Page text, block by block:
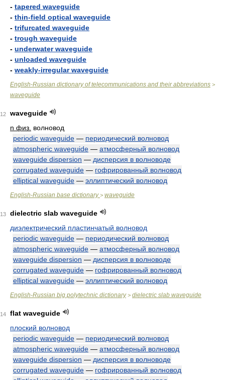
- tapered waveguide
- thin-field optical waveguide
- trifurcated waveguide
- trough waveguide
- underwater waveguide
- unloaded waveguide
- weakly-irregular waveguide
English-Russian dictionary of telecommunications and their abbreviations >
waveguide
12
waveguide
n физ. волновод
periodic waveguide — периодический волновод
atmospheric waveguide — атмосферный волновод
waveguide dispersion — дисперсия в волноводе
corrugated waveguide — гофрированный волновод
elliptical waveguide — эллиптический волновод
English-Russian base dictionary> waveguide
13
dielectric slab waveguide
диэлектрический пластинчатый волновод
periodic waveguide — периодический волновод
atmospheric waveguide — атмосферный волновод
waveguide dispersion — дисперсия в волноводе
corrugated waveguide — гофрированный волновод
elliptical waveguide — эллиптический волновод
English-Russian big polytechnic dictionary> dielectric slab waveguide
14
flat waveguide
плоский волновод
periodic waveguide — периодический волновод
atmospheric waveguide — атмосферный волновод
waveguide dispersion — дисперсия в волноводе
corrugated waveguide — гофрированный волновод